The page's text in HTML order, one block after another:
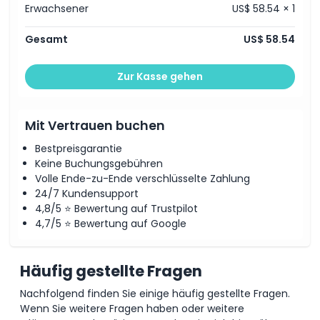
Erwachsener
US$ 58.54 × 1
Gesamt US$ 58.54
Zur Kasse gehen
Mit Vertrauen buchen
Bestpreisgarantie
Keine Buchungsgebühren
Volle Ende-zu-Ende verschlüsselte Zahlung
24/7 Kundensupport
4,8/5 ⭐ Bewertung auf Trustpilot
4,7/5 ⭐ Bewertung auf Google
Häufig gestellte Fragen
Nachfolgend finden Sie einige häufig gestellte Fragen.
Wenn Sie weitere Fragen haben oder weitere